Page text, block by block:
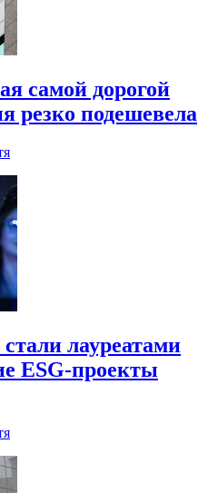
самой дорогой
резко подешевела
лауреатами
ESG-проекты